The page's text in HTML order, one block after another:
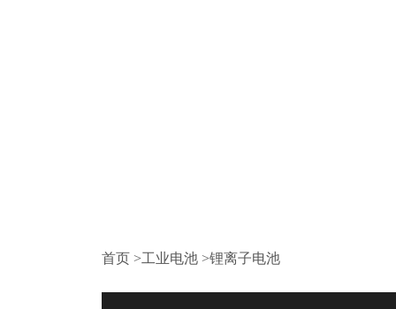
首页 >工业电池 >锂离子电池